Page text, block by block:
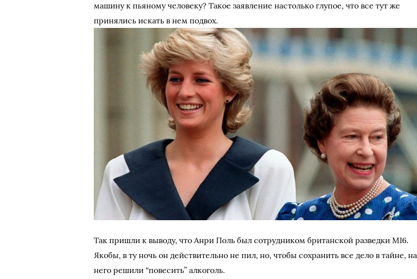
машину к пьяному человеку? Такое заявление настолько глупое, что все тут же
принялись искать в нем подвох.
Так пришли к выводу, что Анри Поль был сотрудником британской разведки MI6.
Якобы, в ту ночь он действительно не пил, но, чтобы сохранить все дело в тайне, на
него решили “повесить” алкоголь.